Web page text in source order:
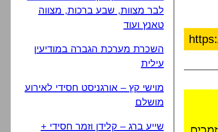
לבר מצוות, שבע ברכות, מצווה
טאנץ ועוד
השכרת מערכת הגברה במודיעין
עילית
מוישי קץ – אורגניסט חסידי לאירוע
מושלם
שייע ברג – קלידן וזמר חסידי +